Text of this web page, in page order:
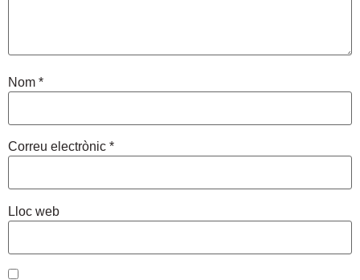
Nom *
Correu electrònic *
Lloc web